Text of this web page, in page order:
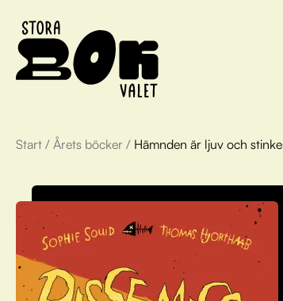
Start / Årets böcker / Hämnden är ljuv och